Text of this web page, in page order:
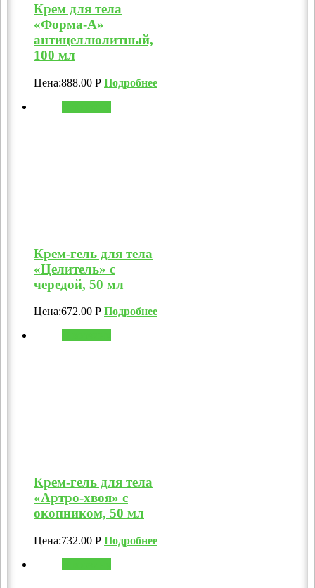
Крем для тела
«Форма-А»
антицеллюлитный,
100 мл
Цена:888.00 Р Подробнее
Крем-гель для тела
«Целитель» с
чередой, 50 мл
Цена:672.00 Р Подробнее
Крем-гель для тела
«Артро-хвоя» с
окопником, 50 мл
Цена:732.00 Р Подробнее